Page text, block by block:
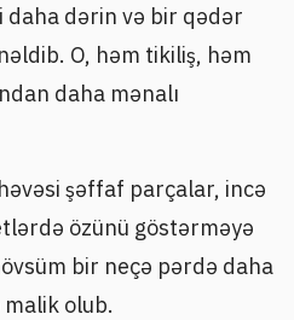
daha dərin və bir qədər
O, həm tikiliş, həm
daha mənalı
şəffaf parçalar, incə
özünü göstərməyə
bir neçə pərdə daha
olub.